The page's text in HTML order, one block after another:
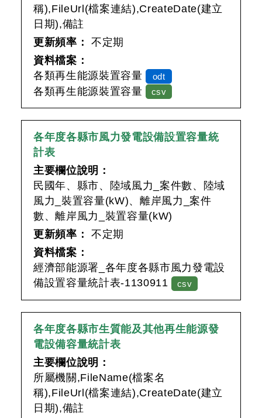
稱),FileUrl(檔案連結),CreateDate(建立
日期),備註
更新頻率：
不定期
資料檔案：
各類再生能源裝置容量
odt
各類再生能源裝置容量 csv
各年度各縣市風力發電設備設置容量統
計表
主要欄位說明：
民國年、縣市、陸域風力_案件數、陸域
風力_裝置容量(kW)、離岸風力_案件
數、離岸風力_裝置容量(kW)
更新頻率：
不定期
資料檔案：
經濟部能源署_各年度各縣市風力發電設
備設置容量統計表-1130911
csv
各年度各縣市生質能及其他再生能源發
電設備容量統計表
主要欄位說明：
所屬機關,FileName(檔案名
稱),FileUrl(檔案連結),CreateDate(建立
日期),備註